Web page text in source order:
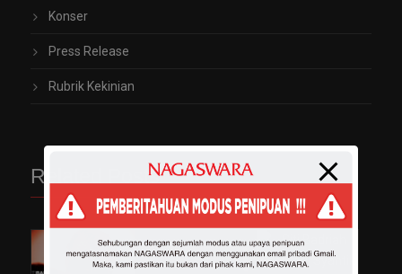
Konser
Press Release
Rubrik Kekinian
Related Posts